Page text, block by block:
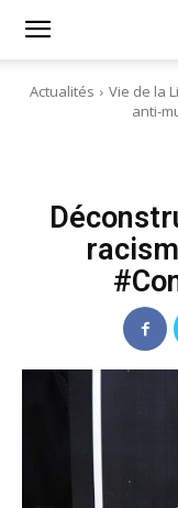
Licra
Antiraciste
Actualités Vie de la
anti-